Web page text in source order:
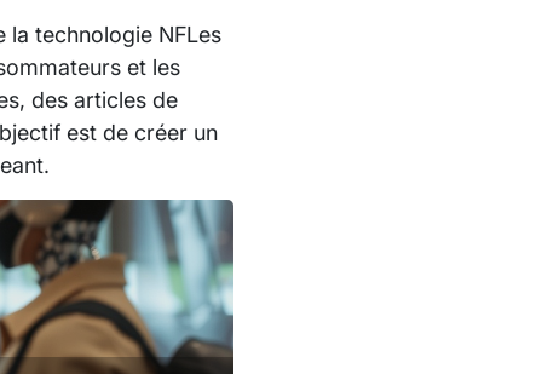
la technologie NFLes
et les
des articles de
est de créer un